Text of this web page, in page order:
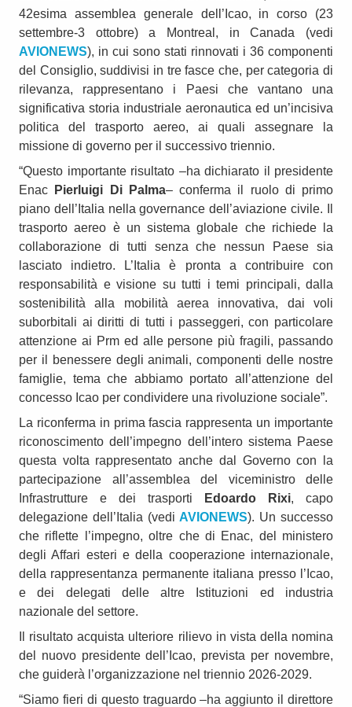
42esima assemblea generale dell’Icao, in corso (23
settembre-3 ottobre) a Montreal, in Canada (vedi
AVIONEWS), in cui sono stati rinnovati i 36 componenti
del Consiglio, suddivisi in tre fasce che, per categoria di
rilevanza, rappresentano i Paesi che vantano una
significativa storia industriale aeronautica ed un’incisiva
politica del trasporto aereo, ai quali assegnare la
missione di governo per il successivo triennio.
“Questo importante risultato –ha dichiarato il presidente
Enac
Pierluigi Di Palma– conferma il ruolo di primo
piano dell’Italia nella governance dell’aviazione civile. Il
trasporto aereo è un sistema globale che richiede la
collaborazione di tutti senza che nessun Paese sia
lasciato indietro. L’Italia è pronta a contribuire con
responsabilità e visione su tutti i temi principali, dalla
sostenibilità alla mobilità aerea innovativa, dai voli
suborbitali ai diritti di tutti i passeggeri, con particolare
attenzione ai Prm ed alle persone più fragili, passando
per il benessere degli animali, componenti delle nostre
famiglie, tema che abbiamo portato all’attenzione del
concesso Icao per condividere una rivoluzione sociale”.
La riconferma in prima fascia rappresenta un importante
riconoscimento dell’impegno dell’intero sistema Paese
questa volta rappresentato anche dal Governo con la
partecipazione all’assemblea del viceministro delle
Infrastrutture e dei trasporti
Edoardo Rixi, capo
delegazione dell’Italia (vediAVIONEWS). Un successo
che riflette l’impegno, oltre che di Enac, del ministero
degli Affari esteri e della cooperazione internazionale,
della rappresentanza permanente italiana presso l’Icao,
e dei delegati delle altre Istituzioni ed industria
nazionale del settore.
Il risultato acquista ulteriore rilievo in vista della nomina
del nuovo presidente dell’Icao, prevista per novembre,
che guiderà l’organizzazione nel triennio 2026-2029.
“Siamo fieri di questo traguardo –ha aggiunto il direttore